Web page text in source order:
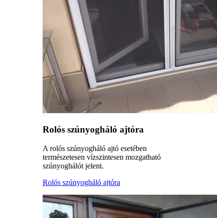
Rolós szúnyogháló ajtóra
A rolós szúnyogháló ajtó esetében
természetesen vízszintesen mozgatható
szúnyoghálót jelent.
Rolós szúnyogháló ajtóra